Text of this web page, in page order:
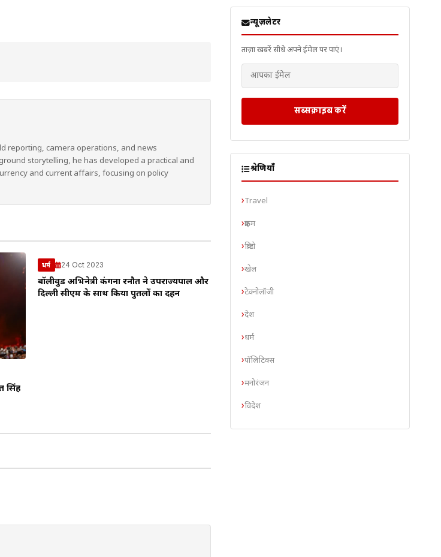
reporting, camera operations, and news
storytelling, he has developed a practical and
and current affairs, focusing on policy
सिंह
धर्म 24 Oct 2023
बॉलीवुड अभिनेत्री कंगना रनौत ने उपराज्यपाल और
दिल्ली सीएम के साथ किया पुतलों का दहन
न्यूज़लेटर
ताज़ा खबरें सीधे अपने ईमेल पर पाएं।
सब्सक्राइब करें
श्रेणियाँ
Travel
क्राइम
क्रिप्टो
खेल
टेक्नोलॉजी
देश
धर्म
पॉलिटिक्स
मनोरंजन
विदेश